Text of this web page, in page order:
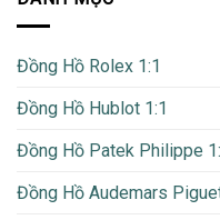
Đồng Hồ Rolex 1:1
Đồng Hồ Hublot 1:1
Đồng Hồ Patek Philippe
Đồng Hồ Audemars